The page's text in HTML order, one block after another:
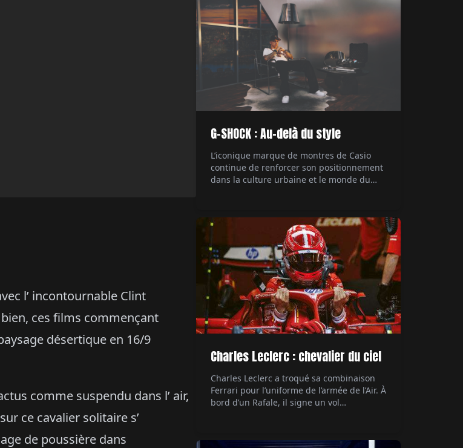
l’ incontournable Clint
ces films commençant
désertique en 16/9
comme suspendu dans l’ air,
ce cavalier solitaire s’
de poussière dans
G-SHOCK : Au-delà du style
L’iconique marque de montres de Casio
continue de renforcer son positionnement
dans la culture urbaine et le monde du
la scène musicale actuelle, devient son
ambassadeur. Un mariage naturel entre
style et authenticité. Par Hubert de la
Batte.
Charles Leclerc : chevalier du ciel
Charles Leclerc a troqué sa combinaison
Ferrari pour l’uniforme de l’armée de l’Air. À
bord d’un Rafale, il signe un vol